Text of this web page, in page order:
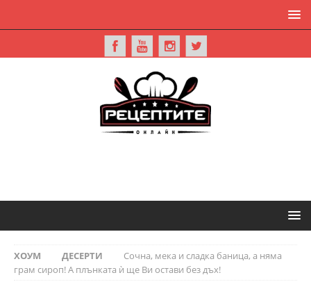
ХОУМ ДЕСЕРТИ
Сочна, мека и сладка баница, а няма
грам сироп! А плънката ѝ ще Ви остави без дъх!